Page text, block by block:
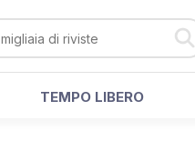
TEMPO LIBERO